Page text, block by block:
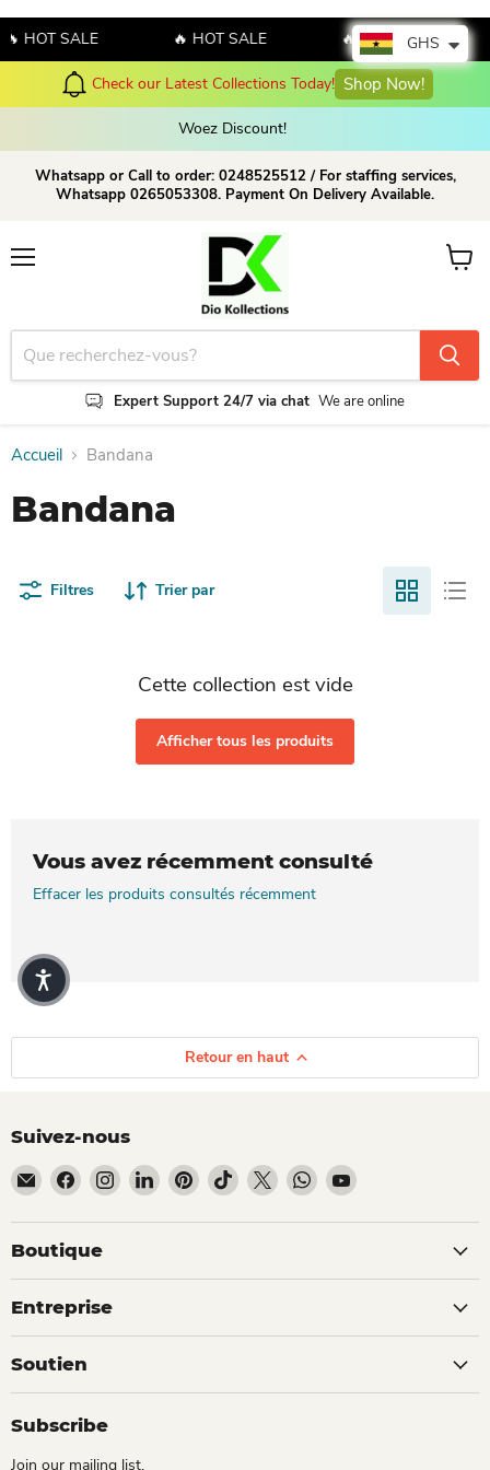
🔥 HOT SALE 🔥 HOT SALE 🔥 HOT SALE
Check our Latest Collections Today! Shop Now!
Woez Discount!
Whatsapp or Call to order: 0248525512 / For staffing services,
Whatsapp 0265053308. Payment On Delivery Available.
Expert Support 24/7 via chat We are online
Voir
Accueil Bandana
Bandana
Filtres Trier par
Cette collection est vide
Afficher tous les produits
Vous avez récemment consulté
Effacer les produits consultés récemment
Retour en haut
Suivez-nous
Email Dio Kollections
Trouvez-nous sur Facebook
Trouvez-nous sur Instagram
Trouvez-nous sur LinkedIn
Trouvez-nous sur Pinterest
Trouvez-nous sur TikTok
Trouvez-nous sur X
Trouvez-nous sur
Trouvez-nous sur
Boutique
Entreprise
Soutien
Subscribe
Join our mailing list.
GHS